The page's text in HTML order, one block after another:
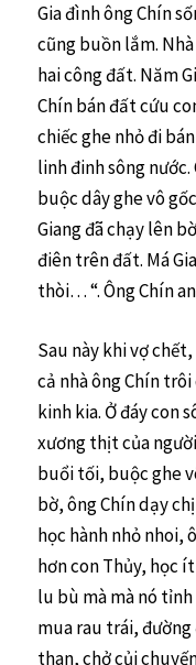
Gia đình ông Chín
cũng buồn lắm.
hai công đất. Năm
Chín bán đất cứu
chiếc ghe nhỏ đi
linh đinh sông
buộc dây ghe vô
Giang đã chạy lên
điên trên đất. Má
thòi… “. Ông Chín
Sau này khi vợ
cả nhà ông Chín
kinh kia. Ở đáy con
xương thịt của
buổi tối, buộc ghe
bờ, ông Chín dạy
học hành nhỏ nhoi,
hơn con Thủy, học
lu bù mà mà nó
mua rau trái,
than, chở củi